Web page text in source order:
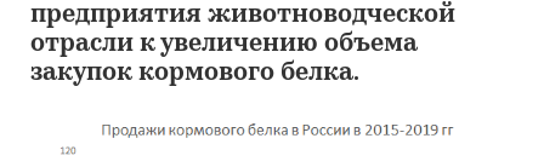
предприятия животноводческой
отрасли к увеличению объема
закупок кормового белка.